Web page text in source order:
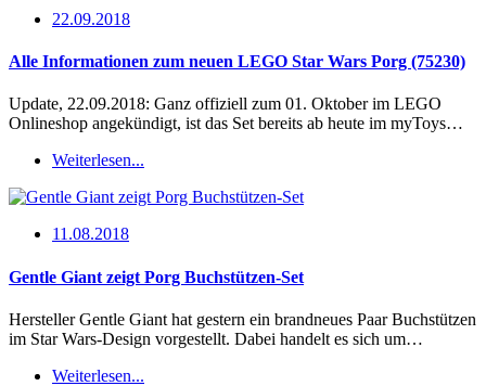
22.09.2018
Alle Informationen zum neuen LEGO Star Wars Porg (75230)
Update, 22.09.2018: Ganz offiziell zum 01. Oktober im LEGO
Onlineshop angekündigt, ist das Set bereits ab heute im myToys…
Weiterlesen...
11.08.2018
Gentle Giant zeigt Porg Buchstützen-Set
Hersteller Gentle Giant hat gestern ein brandneues Paar Buchstützen
im Star Wars-Design vorgestellt. Dabei handelt es sich um…
Weiterlesen...